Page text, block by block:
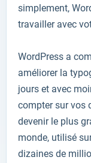
simplement,
travailler avec
WordPress a
améliorer la
jours et avec
compter sur vos
devenir le plus
monde, utilisé
dizaines de